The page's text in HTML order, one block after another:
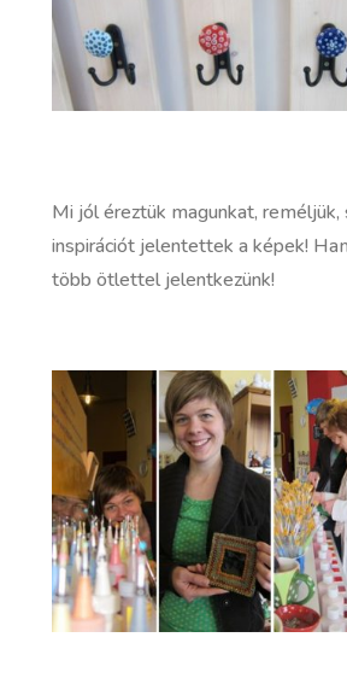
Mi jól éreztük magunkat, reméljük,
inspirációt jelentettek a képek!
több ötlettel jelentkezünk!